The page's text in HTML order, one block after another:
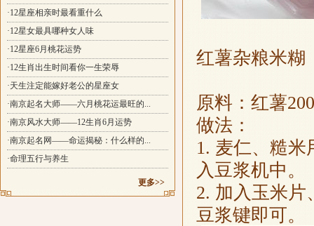
·12星座相亲时最看重什么
·12星女最具哪种女人味
·12星座6月桃花运势
·12生肖出生时间看你一生荣辱
·天生注定能嫁好老公的星座女
·南京起名大师——六月桃花运最旺的...
·南京风水大师——12生肖6月运势
·南京起名网——命运揭秘：什么样的...
·命理五行与养生
更多>>
红薯杂粮米糊
原料：红薯
做法：
1. 麦仁、糙
入豆浆机中。
2. 加入玉米片
豆浆键即可。